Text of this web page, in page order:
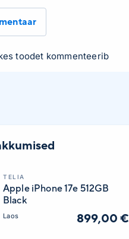
toodet kommenteerib
TELIA
Apple iPhone 17e 512GB
Black
Laos 899,00 €